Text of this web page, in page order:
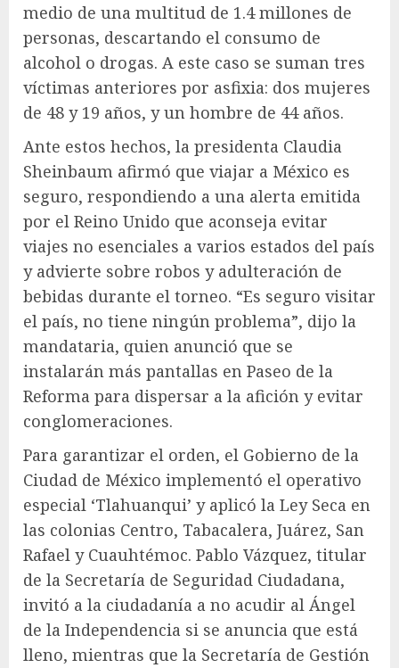
medio de una multitud de 1.4 millones de
personas, descartando el consumo de
alcohol o drogas. A este caso se suman tres
víctimas anteriores por asfixia: dos mujeres
de 48 y 19 años, y un hombre de 44 años.
Ante estos hechos, la presidenta Claudia
Sheinbaum afirmó que viajar a México es
seguro, respondiendo a una alerta emitida
por el Reino Unido que aconseja evitar
viajes no esenciales a varios estados del país
y advierte sobre robos y adulteración de
bebidas durante el torneo. “Es seguro visitar
el país, no tiene ningún problema”, dijo la
mandataria, quien anunció que se
instalarán más pantallas en Paseo de la
Reforma para dispersar a la afición y evitar
conglomeraciones.
Para garantizar el orden, el Gobierno de la
Ciudad de México implementó el operativo
especial ‘Tlahuanqui’ y aplicó la Ley Seca en
las colonias Centro, Tabacalera, Juárez, San
Rafael y Cuauhtémoc. Pablo Vázquez, titular
de la Secretaría de Seguridad Ciudadana,
invitó a la ciudadanía a no acudir al Ángel
de la Independencia si se anuncia que está
lleno, mientras que la Secretaría de Gestión